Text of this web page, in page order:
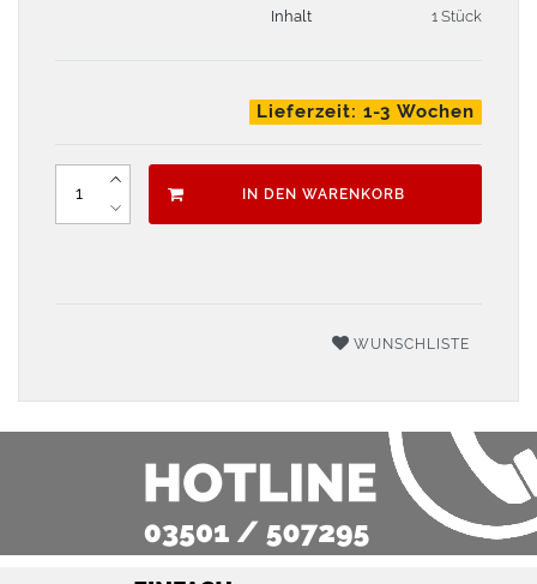
Inhalt 1 Stück
Lieferzeit: 1-3 Wochen
IN DEN WARENKORB
WUNSCHLISTE